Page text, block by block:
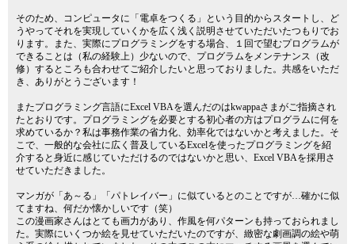
そのため、コンピュータに「電卓をつくる」という目的からスタートし、ど
うやってそれを実現していくかを広く浅く説明させていただいたつもりでお
ります。また、実際にプログラミングをする場合、１回で望むプログラムが
できることは（私の経験上）少ないので、プログラムをメンテナンス（改
修）するところも合わせてご紹介したいと思っておりました。共感をいただ
き、ありがとうございます！
またプログラミング言語にExcel VBAを選んだのはkwappaさまがご指摘され
たとおりです。プログラミングを必要とする初心者の方はプログラムに何を
求めているか？私は事務作業の省力化、効率化ではないかと考えました。そ
こで、一般的な会社に広く普及しているExcelを使ったプログラミングを紹
介すると身近に感じていただけるのではないかと思い、Excel VBAを採用さ
せていただきました。
マンガが「あ～る」「パトレイバー」に似ているとのことですが…確かに似
てますね、何だか懐かしいです（笑）
この漫画家さんはとても画力があり、作風を何パターンも持っておられまし
た。実際にいくつか絵を見せていただいたのですが、緻密な劇画調の絵や萌